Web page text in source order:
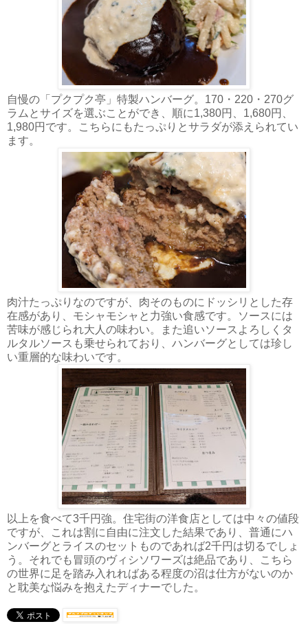
自慢の「プクプク亭」特製ハンバーグ。170・220・270グ
ラムとサイズを選ぶことができ、順に1,380円、1,680円、
1,980円です。こちらにもたっぷりとサラダが添えられてい
ます。
肉汁たっぷりなのですが、肉そのものにドッシリとした存
在感があり、モシャモシャと力強い食感です。ソースには
苦味が感じられ大人の味わい。また追いソースよろしくタ
ルタルソースも乗せられており、ハンバーグとしては珍し
い重層的な味わいです。
以上を食べて3千円強。住宅街の洋食店としては中々の値段
ですが、これは割に自由に注文した結果であり、普通にハ
ンバーグとライスのセットものであれば2千円は切るでしょ
う。それでも冒頭のヴィシソワーズは絶品であり、こちら
の世界に足を踏み入れればある程度の沼は仕方がないのか
と耽美な悩みを抱えたディナーでした。